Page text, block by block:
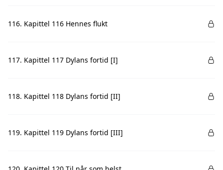
116. Kapittel 116 Hennes flukt
117. Kapittel 117 Dylans fortid [I]
118. Kapittel 118 Dylans fortid [II]
119. Kapittel 119 Dylans fortid [III]